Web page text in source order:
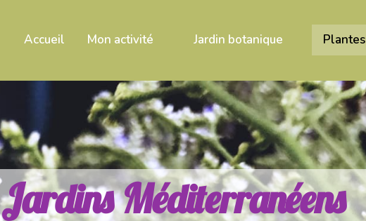
Accueil Mon activité Jardin botanique Plantes
JardinsMéditerranéens